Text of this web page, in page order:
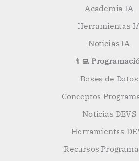
Academia IA
Herramientas
Noticias IA
👨‍💻
Bases de Datos
Conceptos
Noticias DEVS
Herramientas
Recursos